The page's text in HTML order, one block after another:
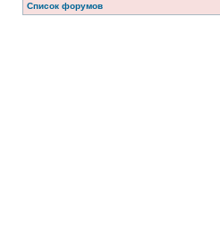
Список форумов